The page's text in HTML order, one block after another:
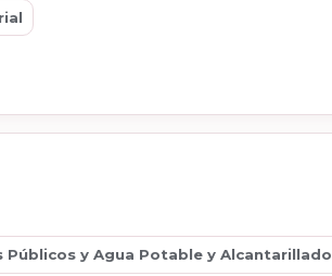
Públicos y Agua Potable y Alcantarillado